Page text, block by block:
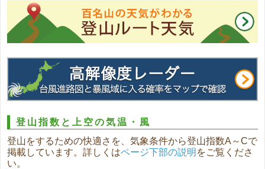
登山指数と上空の気温・風
登山をするための快適さを、気象条件から登山指数A～Cで
掲載しています。詳しくはページ下部の説明 をご覧くださ
い。